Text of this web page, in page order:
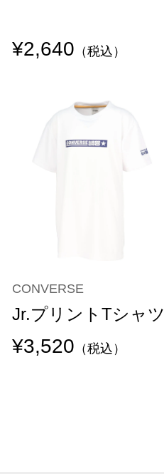
¥2,640 （税込）
CONVERSE
Jr.プリントTシャツ
¥3,520 （税込）